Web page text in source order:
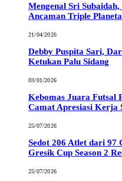
Mengenal Sri
Ancaman Triple
21/04/2026
Debby Puspita Sari,
Ketukan Palu Sidang
03/01/2026
Kebomas Juara Futsal
Camat Apresiasi Kerja
25/07/2026
Sedot 206 Atlet dari 97
Gresik Cup Season 2
25/07/2026